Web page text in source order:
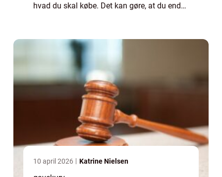
hvad du skal købe. Det kan gøre, at du ender
10 april 2026 Katrine Nielsen